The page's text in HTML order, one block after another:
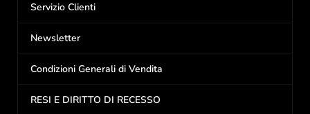
Servizio Clienti
Newsletter
Condizioni Generali di Vendita
RESI E DIRITTO DI RECESSO